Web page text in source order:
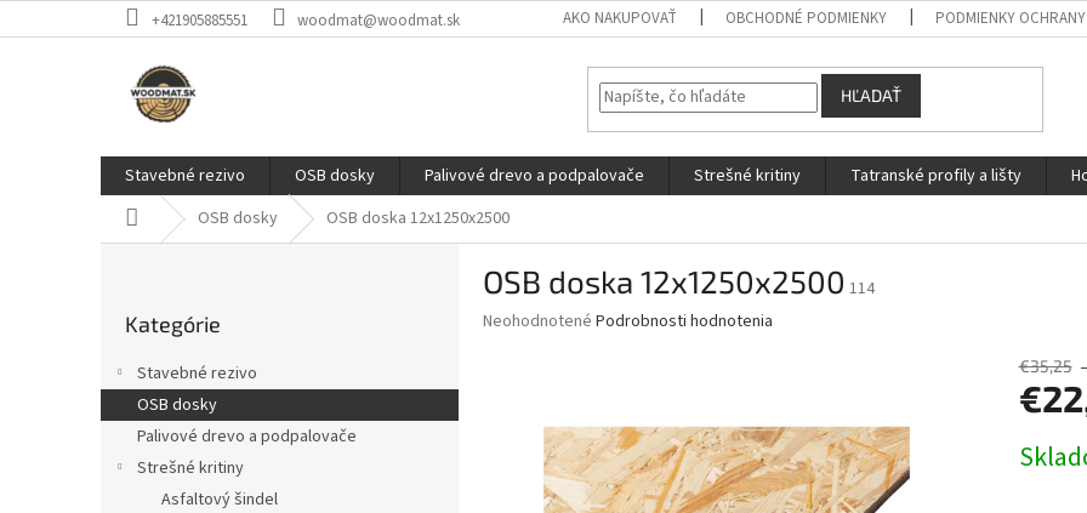
na
+421905885551 woodmat@woodmat.sk AKO NAKUPOVAŤ OBCHODNÉ PODMIENKY PODMIENKY OCHRANY
HĽADAŤ
Stavebné rezivo OSB dosky Palivové drevo a podpalovače Strešné kritiny Tatranské profily a lišty
Domov OSB dosky OSB doska 12x1250x2500
p
a
kategórie
Kategórie
Stavebné rezivo
OSB dosky
Palivové drevo a podpalovače
Strešné kritiny
Asfaltový šindel
OSB doska 12x1250x2500 114
Priemerné
hviezdičiek.
Neohodnotené Podrobnosti hodnotenia
€35,25
cena: